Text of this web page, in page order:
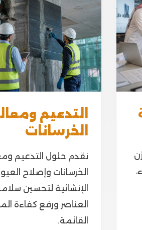
التدعيم
الخرسانات
نقدم حلول التدعيم
الخرسانات وإصلاح
الإنشائية لتحسين
العناصر ورفع كفاءة
القائمة.